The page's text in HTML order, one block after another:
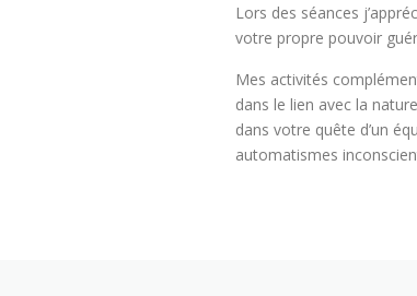
Lors des séances
votre propre pouvoir
Mes activités
dans le lien avec la
dans votre quête d’un
automatismes